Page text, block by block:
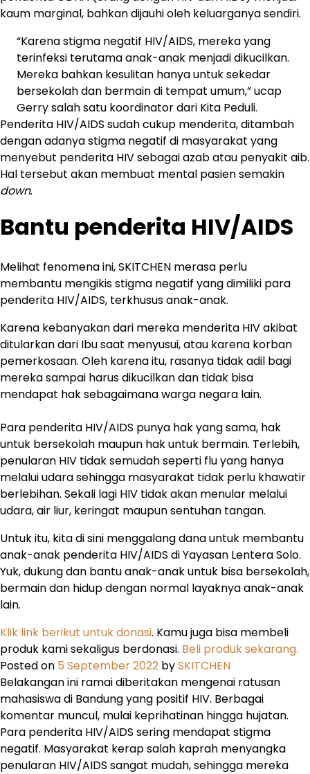
kaum marginal, bahkan dijauhi oleh keluarganya sendiri.
“Karena stigma negatif HIV/AIDS, mereka yang
terinfeksi terutama anak-anak menjadi dikucilkan.
Mereka bahkan kesulitan hanya untuk sekedar
bersekolah dan bermain di tempat umum,” ucap
Gerry salah satu koordinator dari Kita Peduli.
Penderita HIV/AIDS sudah cukup menderita, ditambah
dengan adanya stigma negatif di masyarakat yang
menyebut penderita HIV sebagai azab atau penyakit aib.
Hal tersebut akan membuat mental pasien semakin
down.
Bantu penderita HIV/AIDS
Melihat fenomena ini, SKITCHEN merasa perlu
membantu mengikis stigma negatif yang dimiliki para
penderita HIV/AIDS, terkhusus anak-anak.
Karena kebanyakan dari mereka menderita HIV akibat
ditularkan dari Ibu saat menyusui, atau karena korban
pemerkosaan. Oleh karena itu, rasanya tidak adil bagi
mereka sampai harus dikucilkan dan tidak bisa
mendapat hak sebagaimana warga negara lain.
Para penderita HIV/AIDS punya hak yang sama, hak
untuk bersekolah maupun hak untuk bermain. Terlebih,
penularan HIV tidak semudah seperti flu yang hanya
melalui udara sehingga masyarakat tidak perlu khawatir
berlebihan. Sekali lagi HIV tidak akan menular melalui
udara, air liur, keringat maupun sentuhan tangan.
Untuk itu, kita di sini menggalang dana untuk membantu
anak-anak penderita HIV/AIDS di Yayasan Lentera Solo.
Yuk, dukung dan bantu anak-anak untuk bisa bersekolah,
bermain dan hidup dengan normal layaknya anak-anak
lain.
Klik link berikut untuk donasi. Kamu juga bisa membeli
produk kami sekaligus berdonasi. Beli produk sekarang.
Posted on 5 September 2022 bySKITCHEN
Belakangan ini ramai diberitakan mengenai ratusan
mahasiswa di Bandung yang positif HIV. Berbagai
komentar muncul, mulai keprihatinan hingga hujatan.
Para penderita HIV/AIDS sering mendapat stigma
negatif. Masyarakat kerap salah kaprah menyangka
penularan HIV/AIDS sangat mudah, sehingga mereka